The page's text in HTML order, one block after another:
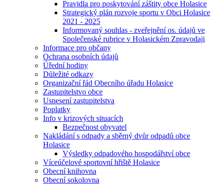
Pravidla pro poskytování záštity obce Holasice
Strategický plán rozvoje sportu v Obci Holasice
2021 - 2025
Informovaný souhlas - zveřejnění os. údajů ve
Společenské rubrice v Holasickém Zpravodaji
Informace pro občany
Ochrana osobních údajů
Úřední hodiny
Důležité odkazy
Organizační řád Obecního úřadu Holasice
Zastupitelstvo obce
Usnesení zastupitelstva
Poplatky
Info v krizových situacích
Bezpečnost obyvatel
Nakládání s odpady a sběrný dvůr odpadů obce
Holasice
Výsledky odpadového hospodářství obce
Víceúčelové sportovní hřiště Holasice
Obecní knihovna
Obecní sokolovna